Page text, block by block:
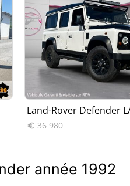
Land-Rover Defender
 36 980
année 1992